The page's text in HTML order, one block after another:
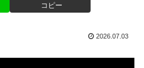
コピー
2026.07.03